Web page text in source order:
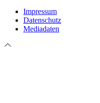
Impressum
Datenschutz
Mediadaten